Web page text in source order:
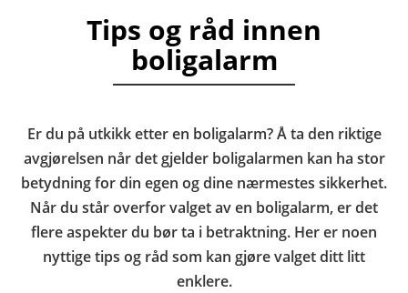
Tips og råd innen
boligalarm
Er du på utkikk etter en boligalarm? Å ta den riktige
avgjørelsen når det gjelder boligalarmen kan ha stor
betydning for din egen og dine nærmestes sikkerhet.
Når du står overfor valget av en boligalarm, er det
flere aspekter du bør ta i betraktning. Her er noen
nyttige tips og råd som kan gjøre valget ditt litt
enklere.